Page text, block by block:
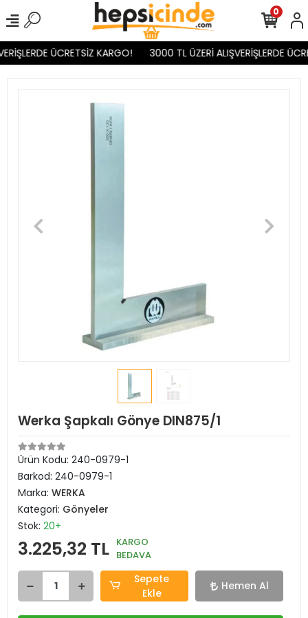
ÜCRETSİZ KARGO! 3000 TL ÜZERİ ALIŞVERİŞLERDE
0
Werka Şapkalı Gönye DIN875/1
Ürün Kodu: 240-0979-1
Barkod: 240-0979-1
Marka: WERKA
Kategori: Gönyeler
Stok: 20+
3.225,32 TL KARGO
BEDAVA
Sepete
Ekle
Hemen Al